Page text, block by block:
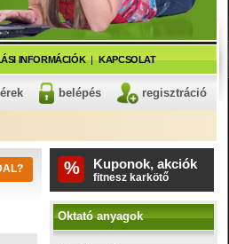
INFORMÁCIÓK KAPCSOLAT
belépés regisztráció
% Kuponok, akciók
pendrive
Oktató anyagok